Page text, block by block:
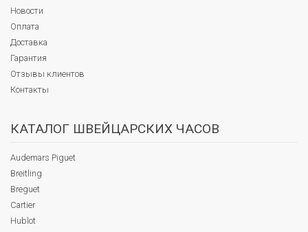
Новости
Оплата
Доставка
Гарантия
Отзывы клиентов
Контакты
КАТАЛОГ ШВЕЙЦАРСКИХ ЧАСОВ
Audemars Piguet
Breitling
Breguet
Cartier
Hublot